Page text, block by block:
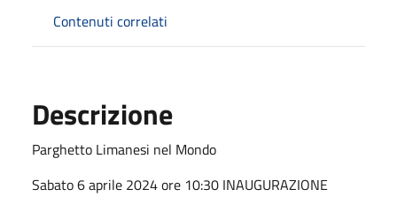
Contenuti correlati
Descrizione
Parghetto Limanesi nel Mondo
Sabato 6 aprile 2024 ore 10:30 INAUGURAZIONE